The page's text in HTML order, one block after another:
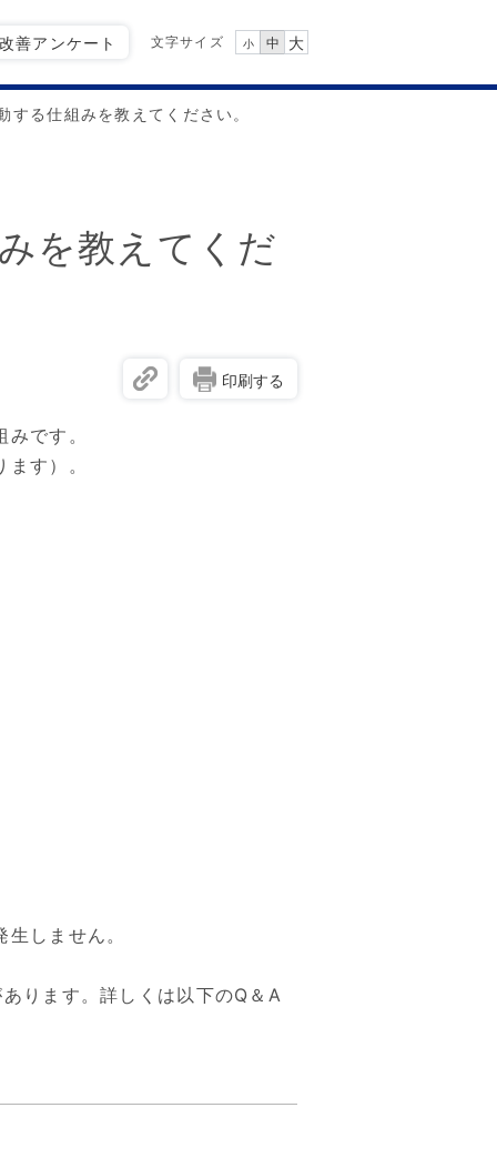
善アンケート 文字サイズ 小 中 大
する仕組みを教えてください。
を教えてくだ
印刷する
です。
す）。
生しません。
ります。詳しくは以下のQ＆A